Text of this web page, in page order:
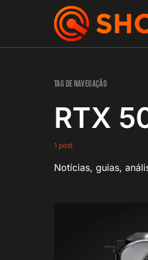
Tag de navegação
RTX
1 post
Notícias, guias,